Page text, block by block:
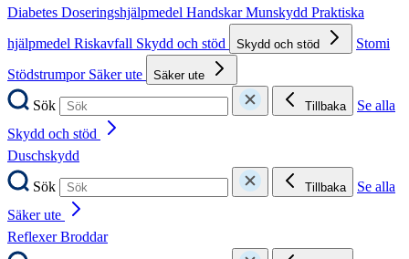
Diabetes Doseringshjälpmedel HandskarMunskydd Praktiska
hjälpmedel Riskavfall Skydd och stöd Skydd och stöd
Stomi
Stödstrumpor Säker ute Säker ute
Sök Tillbaka
Se alla
Skydd och stöd
Duschskydd
Sök
Tillbaka
Se alla
Säker ute
ReflexerBroddar